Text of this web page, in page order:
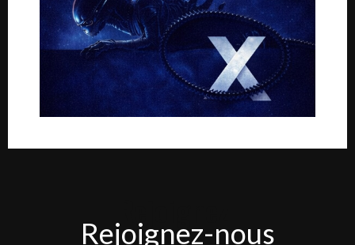
Rejoignez-nous